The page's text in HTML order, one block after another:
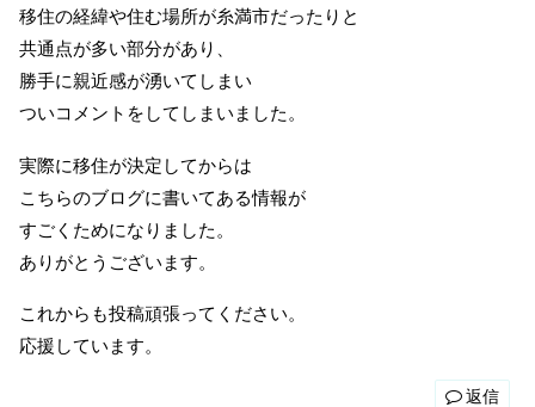
移住の経緯や住む場所が糸満市だったりと
共通点が多い部分があり、
勝手に親近感が湧いてしまい
ついコメントをしてしまいました。
実際に移住が決定してからは
こちらのブログに書いてある情報が
すごくためになりました。
ありがとうございます。
これからも投稿頑張ってください。
応援しています。
返信